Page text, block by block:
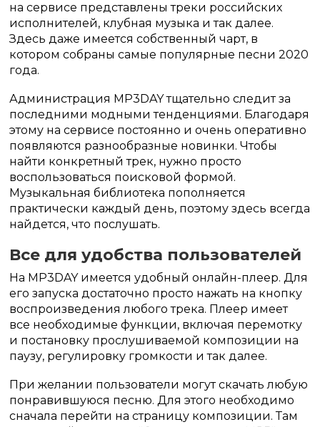
на сервисе представлены треки российских
исполнителей, клубная музыка и так далее.
Здесь даже имеется собственный чарт, в
котором собраны самые популярные песни 2020
года.
Администрация MP3DAY тщательно следит за
последними модными тенденциями. Благодаря
этому на сервисе постоянно и очень оперативно
появляются разнообразные новинки. Чтобы
найти конкретный трек, нужно просто
воспользоваться поисковой формой.
Музыкальная библиотека пополняется
практически каждый день, поэтому здесь всегда
найдется, что послушать.
Все для удобства пользователей
На MP3DAY имеется удобный онлайн-плеер. Для
его запуска достаточно просто нажать на кнопку
воспроизведения любого трека. Плеер имеет
все необходимые функции, включая перемотку
и постановку прослушиваемой композиции на
паузу, регулировку громкости и так далее.
При желании пользователи могут скачать любую
понравившуюся песню. Для этого необходимо
сначала перейти на страницу композиции. Там